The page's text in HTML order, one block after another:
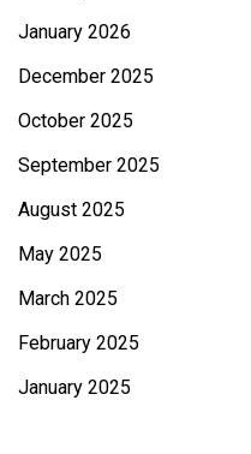
January 2026
December 2025
October 2025
September 2025
August 2025
May 2025
March 2025
February 2025
January 2025